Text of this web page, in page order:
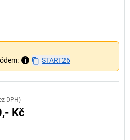
i START26
DPH)
Kč